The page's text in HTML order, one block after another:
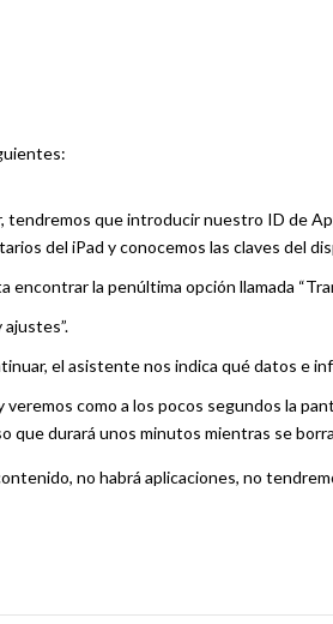
tendremos que introducir nuestro ID de
del iPad y conocemos las claves del
la penúltima opción llamada
el asistente nos indica qué datos e
como a los pocos segundos la
que durará unos minutos mientras se
no habrá aplicaciones, no